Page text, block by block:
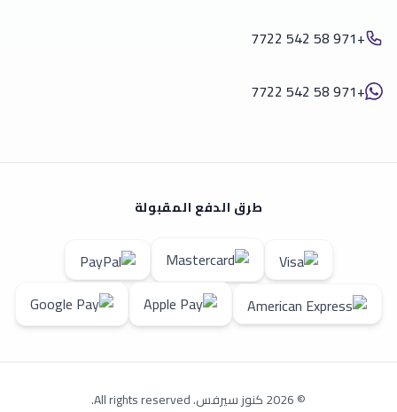
+971 58 542 7722
+971 58 542 7722
طرق الدفع المقبولة
© 2026 كنوز سيرفس. All rights reserved.